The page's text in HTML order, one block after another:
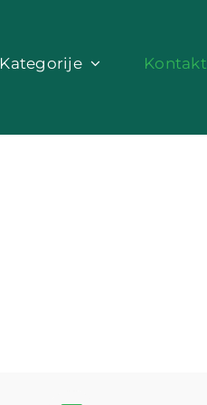
Kategorije Kontakt